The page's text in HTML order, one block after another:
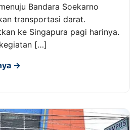
Bandara Soekarno
transportasi darat.
ke Singapura pagi harinya.
[…]
→